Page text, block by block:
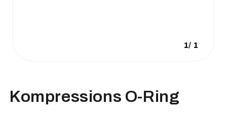
1/ 1
Kompressions O-Ring